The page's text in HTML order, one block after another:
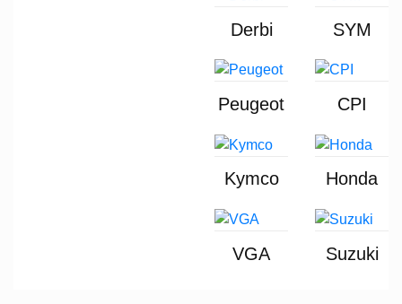
Derbi SYM
Peugeot CPI
Kymco Honda
VGA Suzuki